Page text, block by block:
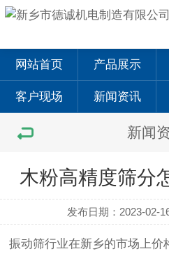
网站首页 产品展示
客户现场 新闻资讯
新闻
木粉高精度筛分
发布日期：2023-02-
振动筛行业在新乡的市场上价